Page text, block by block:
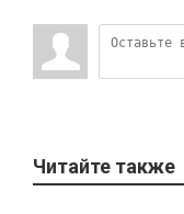
Читайте также